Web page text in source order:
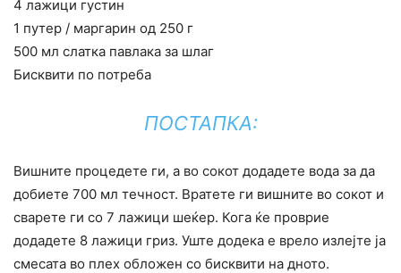
4 лажици густин
1 путер / маргарин од 250 г
500 мл слатка павлака за шлаг
Бисквити по потреба
ПОСТАПКА:
Вишните процедете ги, а во сокот додадете вода за да
добиете 700 мл течност. Вратете ги вишните во сокот и
сварете ги со 7 лажици шеќер. Кога ќе проврие
додадете 8 лажици гриз. Уште додека е врело излејте ја
смесата во плех обложен со бисквити на дното.